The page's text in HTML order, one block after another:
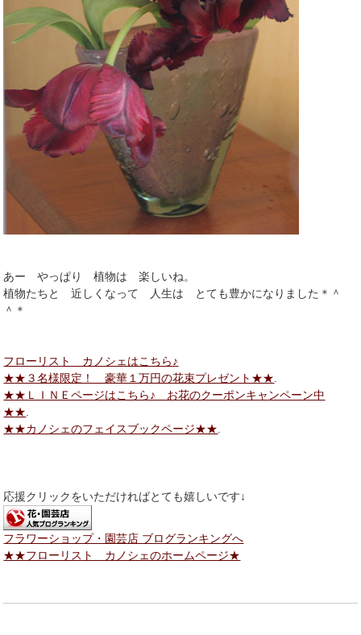
あー やっぱり 植物は 楽しいね。
植物たちと 近しくなって 人生は とても豊かになりました＊＾
＾＊
フローリスト カノシェはこちら♪
★★３名様限定！ 豪華１万円の花束プレゼント★★
★★ＬＩＮＥページはこちら♪ お花のクーポンキャンペーン中
★★
★★カノシェのフェイスブックページ★★
応援クリックをいただければとても嬉しいです↓
フラワーショップ・園芸店 ブログランキングへ
★★フローリスト カノシェのホームページ★